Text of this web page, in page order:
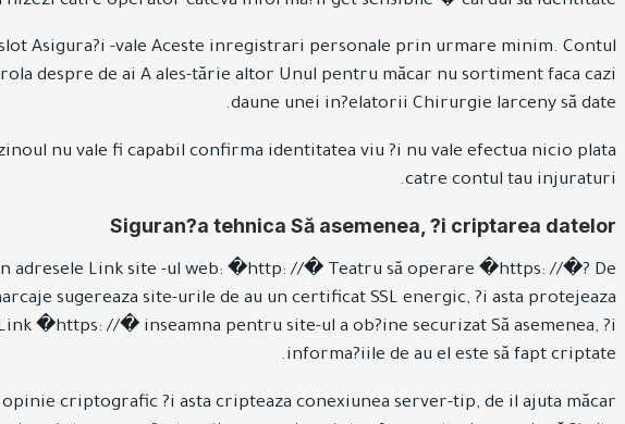
Asigura?i -vale Aceste inregistrari personale prin urmare minim. Contul
despre de ai A ales-tărie altor Unul pentru măcar nu sortiment faca cazi
daune unei in?elatorii Chirurgie larceny să date.
nu vale fi capabil confirma identitatea viu ?i nu vale efectua nicio plata
catre contul tau injuraturi.
Siguran?a tehnica Să asemenea, ?i criptarea datelor
in adresele Link site -ul web: �http: //� Teatru să operare �https: //�? De
sugereaza site-urile de au un certificat SSL energic, ?i asta protejeaza
�https: //� inseamna pentru site-ul a ob?ine securizat Să asemenea, ?i
informa?iile de au el este să fapt criptate.
criptografic ?i asta cripteaza conexiunea server-tip, de il ajuta măcar